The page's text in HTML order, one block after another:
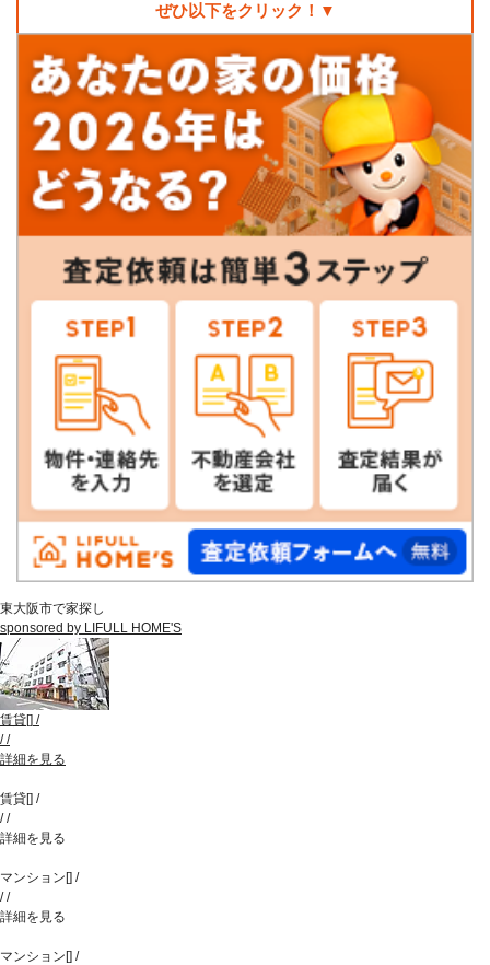
ぜひ以下をクリック！▼
東大阪市で家探し
sponsored by LIFULL HOME'S
賃貸[] /
//
詳細を見る
賃貸[] /
//
詳細を見る
マンション[] /
//
詳細を見る
マンション[] /